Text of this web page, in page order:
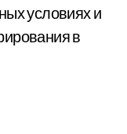
условиях и
в